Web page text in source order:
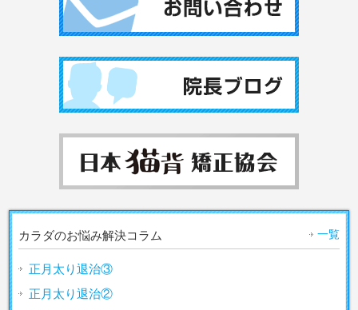
カラダのお悩み解決コラム 一覧
正月太り退治③
正月太り退治②